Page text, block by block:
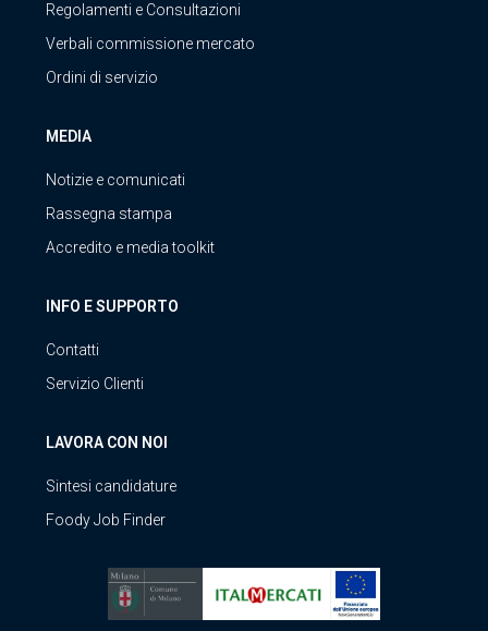
Regolamenti e Consultazioni
Verbali commissione mercato
Ordini di servizio
MEDIA
Notizie e comunicati
Rassegna stampa
Accredito e media toolkit
INFO E SUPPORTO
Contatti
Servizio Clienti
LAVORA CON NOI
Sintesi candidature
Foody Job Finder